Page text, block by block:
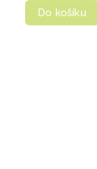
Do košíku